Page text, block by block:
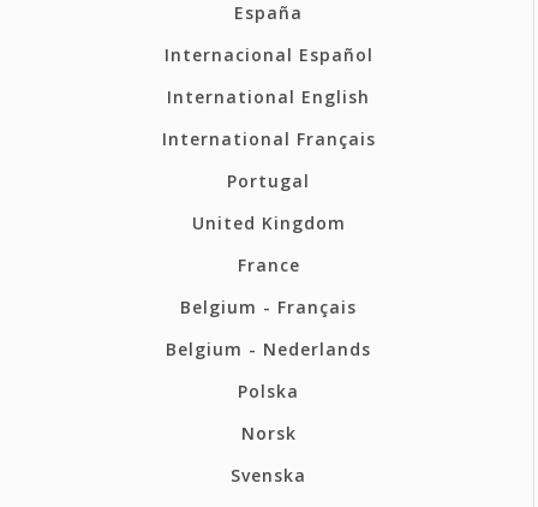
España
Internacional Español
International English
International Français
Portugal
United Kingdom
France
Belgium - Français
Belgium - Nederlands
Polska
Norsk
Svenska